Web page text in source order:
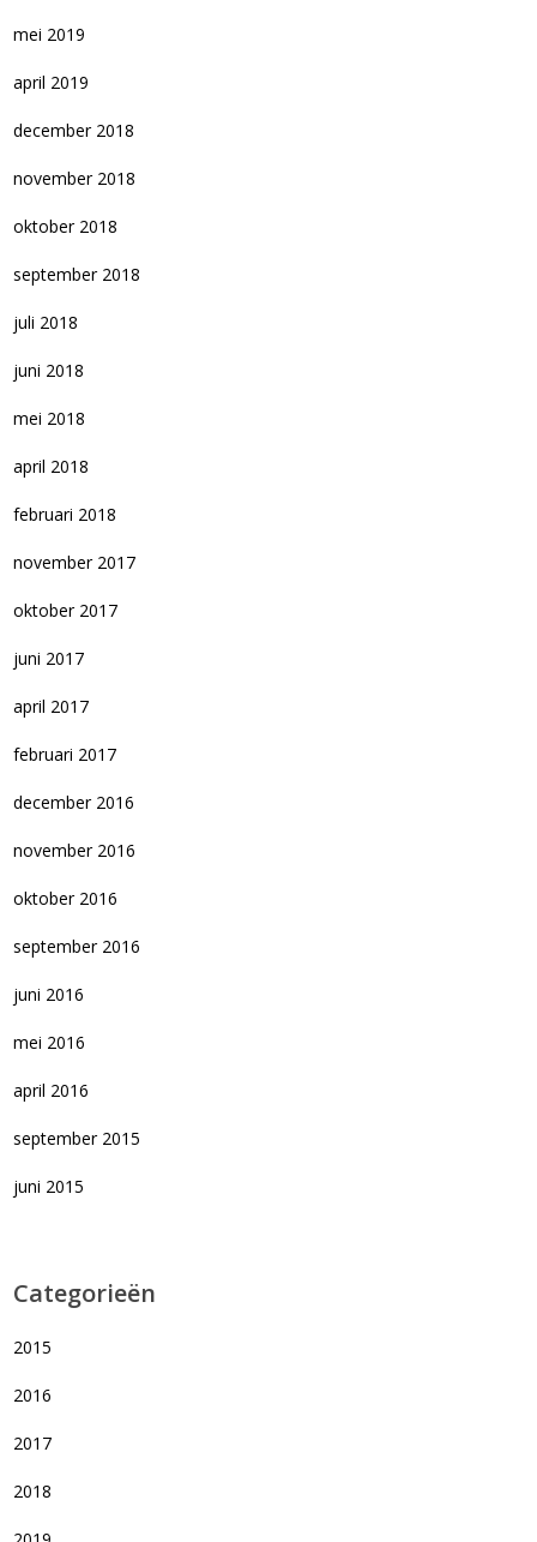
mei 2019
april 2019
december 2018
november 2018
oktober 2018
september 2018
juli 2018
juni 2018
mei 2018
april 2018
februari 2018
november 2017
oktober 2017
juni 2017
april 2017
februari 2017
december 2016
november 2016
oktober 2016
september 2016
juni 2016
mei 2016
april 2016
september 2015
juni 2015
Categorieën
2015
2016
2017
2018